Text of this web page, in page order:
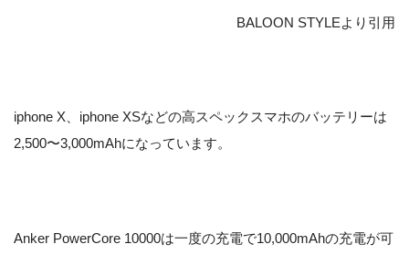
BALOON STYLEより引用
iphone X、iphone XSなどの高スペックスマホのバッテリーは
2,500〜3,000mAhになっています。
Anker PowerCore 10000は一度の充電で10,000mAhの充電が可